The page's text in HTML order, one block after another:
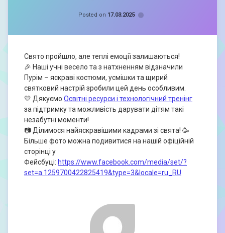
Posted on 17.03.2025
Свято пройшло, але теплі емоції залишаються!
🎉 Наші учні весело та з натхненням відзначили
Пурім – яскраві костюми, усмішки та щирий
святковий настрій зробили цей день особливим.
💛 Дякуємо Освітні ресурси і технологічний тренінг
за підтримку та можливість дарувати дітям такі
незабутні моменти!
📷 Ділимося найяскравішими кадрами зі свята! 🥳
Більше фото можна подивитися на нашій офіційній
сторінці у
Фейсбуці: https://www.facebook.com/media/set/?
set=a.1259700422825419&type=3&locale=ru_RU